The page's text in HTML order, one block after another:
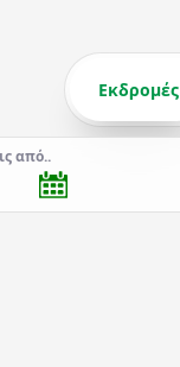
Εκδρομές
από..